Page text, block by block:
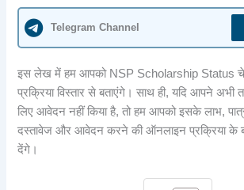
Telegram Channel
इस लेख में हम आपको NSP Scholarship Status
प्रक्रिया विस्तार से बताएंगे। साथ ही, यदि आपने
लिए आवेदन नहीं किया है, तो हम आपको इसके लाभ,
दस्तावेज और आवेदन करने की ऑनलाइन प्रक्रिया के
देंगे।